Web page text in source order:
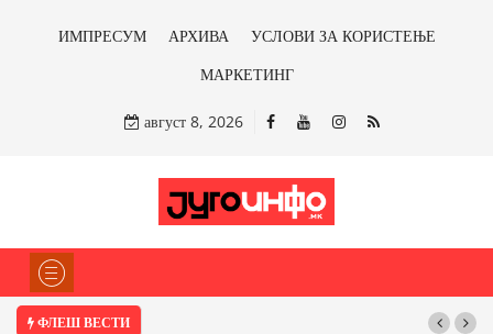
ИМПРЕСУМ АРХИВА
УСЛОВИ ЗА КОРИСТЕЊЕ
МАРКЕТИНГ
август 8, 2026
ФЛЕШ ВЕСТИ